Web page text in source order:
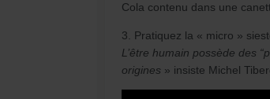
Cola contenu dans une
3. Pratiquez la « micro »
L’être humain possède des
origines » insiste Michel